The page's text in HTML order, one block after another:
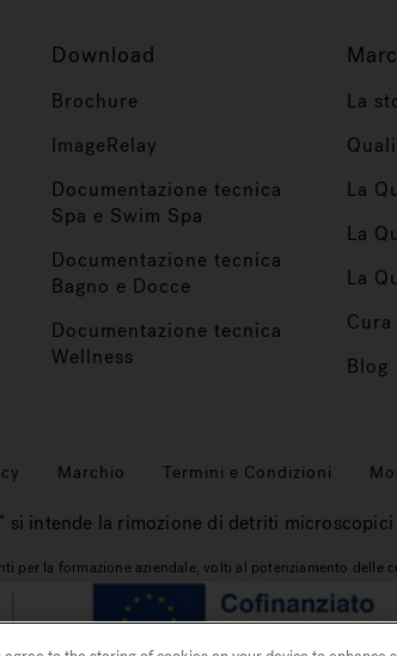
Download
Brochure
ImageRelay
Documentazione tecnica
Spa e Swim Spa
Documentazione tecnica
Bagno e Docce
Documentazione tecnica
Wellness
La
La
La
La
Blog
Marchio Termini e Condizioni
si intende la rimozione di detriti
per la formazione aziendale, volti al potenziamento delle